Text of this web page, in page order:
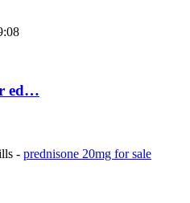
ed…
- prednisone 20mg for sale